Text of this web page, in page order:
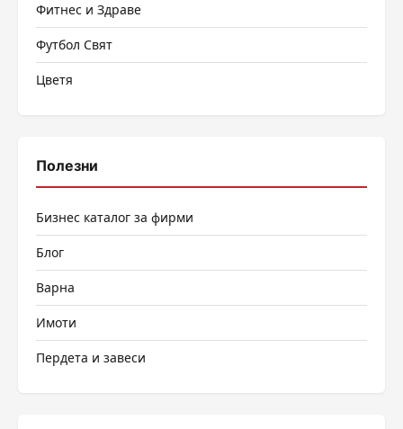
Фитнес и Здраве
Футбол Свят
Цветя
Полезни
Бизнес каталог за фирми
Блог
Варна
Имоти
Пердета и завеси